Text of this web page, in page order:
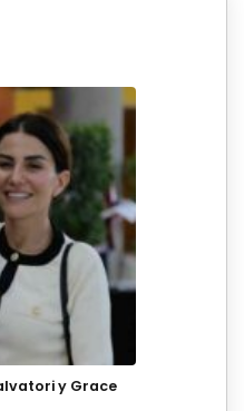
y Grace